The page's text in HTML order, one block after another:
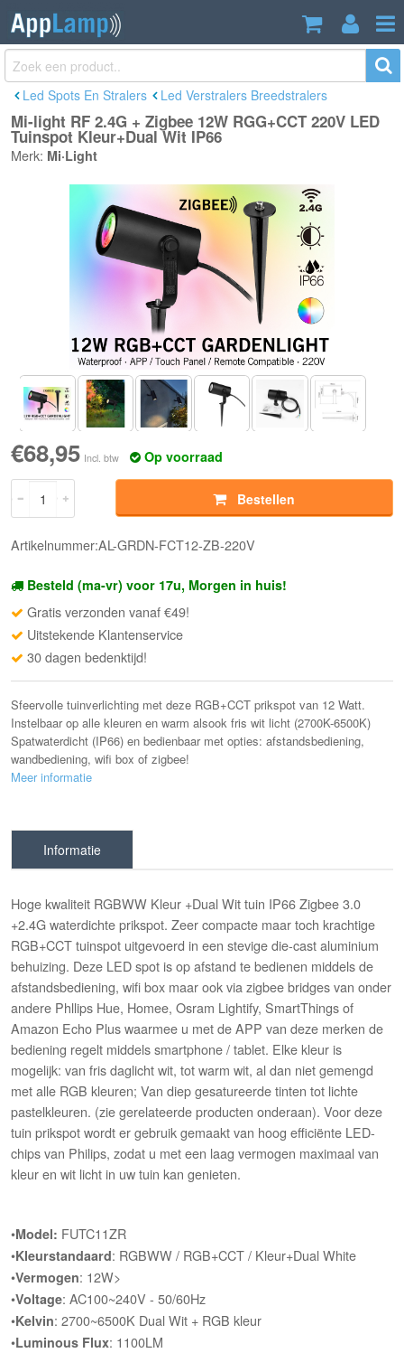
Mi-light RF 2.4G + Zigbee 12W
RGG+CCT 220V LED Tuinspot
Kleur+Dual Wit IP66
€68,95
Led Spots En Stralers Led Verstralers Breedstralers
Mi-light RF 2.4G + Zigbee 12W RGG+CCT 220V LED
Tuinspot Kleur+Dual Wit IP66
Merk: Mi·Light
€68,95 Incl. btw Op voorraad
Bestellen
Artikelnummer:AL-GRDN-FCT12-ZB-220V
Besteld (ma-vr) voor 17u, Morgen in huis!
Gratis verzonden vanaf €49!
Uitstekende Klantenservice
30 dagen bedenktijd!
Sfeervolle tuinverlichting met deze RGB+CCT prikspot van 12 Watt.
Instelbaar op alle kleuren en warm alsook fris wit licht (2700K-6500K)
Spatwaterdicht (IP66) en bedienbaar met opties: afstandsbediening,
wandbediening, wifi box of zigbee!
Meer informatie
Informatie
Hoge kwaliteit RGBWW Kleur +Dual Wit tuin IP66 Zigbee 3.0
+2.4G waterdichte prikspot. Zeer compacte maar toch krachtige
RGB+CCT tuinspot uitgevoerd in een stevige die-cast aluminium
behuizing. Deze LED spot is op afstand te bedienen middels de
afstandsbediening, wifi box maar ook via zigbee bridges van onder
andere Phllips Hue, Homee, Osram Lightify, SmartThings of
Amazon Echo Plus waarmee u met de APP van deze merken de
bediening regelt middels smartphone / tablet. Elke kleur is
mogelijk: van fris daglicht wit, tot warm wit, al dan niet gemengd
met alle RGB kleuren; Van diep gesatureerde tinten tot lichte
pastelkleuren. (zie gerelateerde producten onderaan). Voor deze
tuin prikspot wordt er gebruik gemaakt van hoog efficiënte LED-
chips van Philips, zodat u met een laag vermogen maximaal van
kleur en wit licht in uw tuin kan genieten.
•Model: FUTC11ZR
•Kleurstandaard: RGBWW / RGB+CCT / Kleur+Dual White
•Vermogen: 12W>
•Voltage: AC100~240V - 50/60Hz
•Kelvin: 2700~6500K Dual Wit + RGB kleur
•Luminous Flux: 1100LM